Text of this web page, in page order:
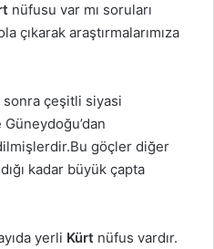
nüfusu var mı soruları
çıkarak araştırmalarımıza
çeşitli siyasi
göçler diğer
kadar büyük çapta
yerli Kürt nüfus vardır.